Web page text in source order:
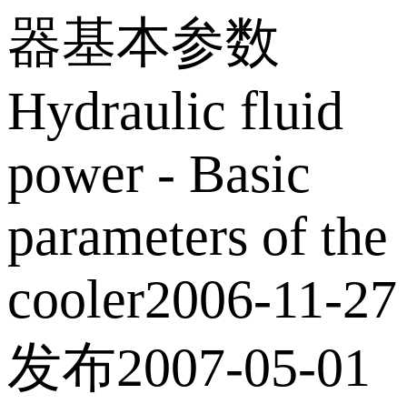
器基本参数
Hydraulic fluid
power - Basic
parameters of the
cooler2006-11-27
发布2007-05-01